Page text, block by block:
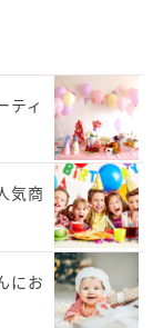
ティ
気商
にお